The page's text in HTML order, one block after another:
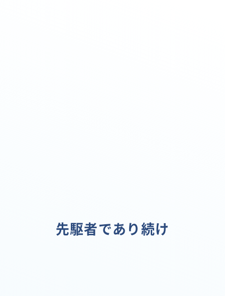
先駆者であり続け